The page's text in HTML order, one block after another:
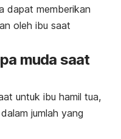
dapat memberikan
oleh ibu saat
muda saat
untuk ibu hamil tua,
jumlah yang